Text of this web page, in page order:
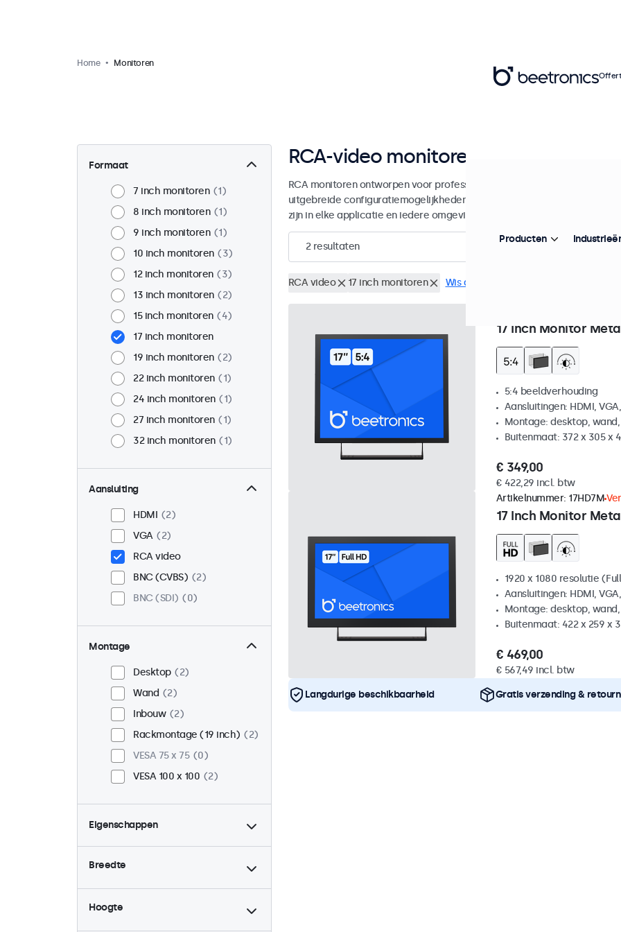
Home Monitoren
Formaat
7 inch monitoren
1
8 inch monitoren
1
9 inch monitoren
1
10 inch monitoren
3
12 inch monitoren
3
13 inch monitoren
2
15 inch monitoren
4
17 inch monitoren
19 inch monitoren
2
22 inch monitoren
1
24 inch monitoren
1
27 inch monitoren
1
32 inch monitoren
1
Aansluiting
HDMI
2
VGA
2
RCA video
BNC (CVBS)
2
BNC (SDI)
0
Montage
Desktop
2
Wand
2
Inbouw
2
Rackmontage (19 inch)
2
VESA 75 x 75
0
VESA 100 x 100
2
Eigenschappen
4:3 / 5:4
1
Dimbaar
2
Continu gebruik (24/7)
2
Breedte
Hoogte
RCA-video monitoren van 7 tot 32
RCA monitoren ontworpen voor professionele toepassingen en continu
uitgebreide configuratiemogelijkheden en veelzijdige montageopties,
zijn in elke applicatie en iedere omgeving.
2resultaten
RCA video 17 inch monitoren Wis alle filters
17 Inch Monitor
5:4 beeldverhouding
Aansluitingen: HDMI,
Montage: desktop,
Buitenmaat: 372 x 305 x
€ 349,00
€ 422,29 incl. btw
17 Inch Monitor
Artikelnummer: 17HD7M
1920 x 1080 resolutie
Aansluitingen: HDMI,
Montage: desktop,
Buitenmaat: 422 x 259 x
€ 469,00
€ 567,49 incl. btw
Langdurige beschikbaarheid Gratis verzending &
Producten